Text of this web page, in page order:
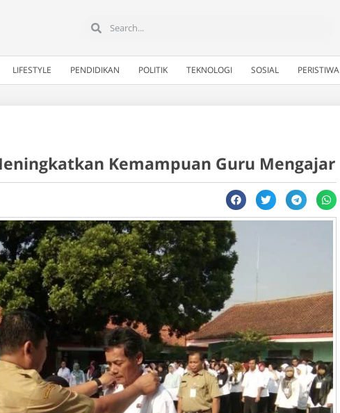
LIFESTYLE PENDIDIKAN POLITIK TEKNOLOGI SOSIAL PERISTIWA
Kemampuan Guru Mengajar